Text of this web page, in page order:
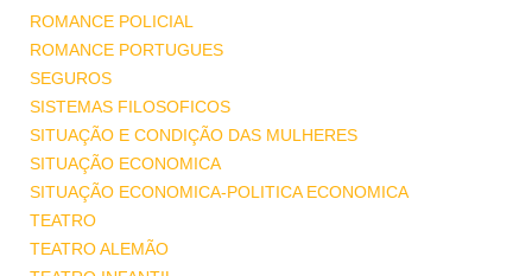
ROMANCE POLICIAL
ROMANCE PORTUGUES
SEGUROS
SISTEMAS FILOSOFICOS
SITUAÇÃO E CONDIÇÃO DAS MULHERES
SITUAÇÃO ECONOMICA
SITUAÇÃO ECONOMICA-POLITICA ECONOMICA
TEATRO
TEATRO ALEMÃO